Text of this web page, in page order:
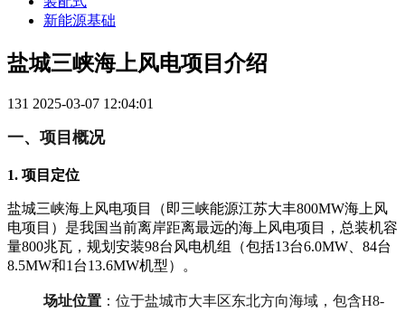
新能源基础
盐城三峡海上风电项目介绍
131 2025-03-07 12:04:01
一、项目概况
1. 项目定位
盐城三峡海上风电项目（即三峡能源江苏大丰800MW海上风
电项目）是我国当前离岸距离最远的海上风电项目，总装机容
量800兆瓦，规划安装98台风电机组（包括13台6.0MW、84台
8.5MW和1台13.6MW机型）。
场址位置 ：位于盐城市大丰区东北方向海域，包含H8-